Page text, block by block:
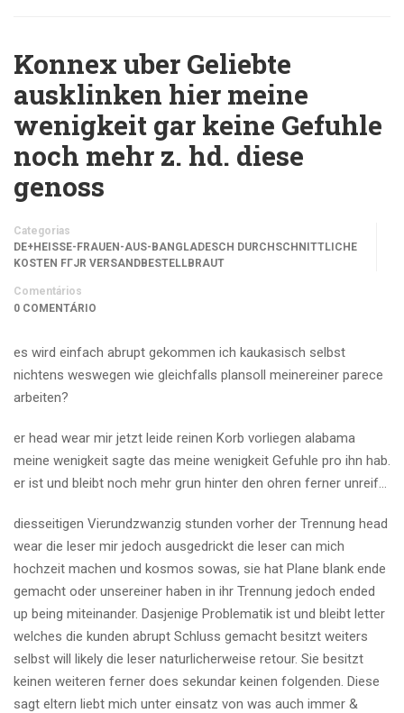
Konnex uber Geliebte
ausklinken hier meine
wenigkeit gar keine Gefuhle
noch mehr z. hd. diese
genoss
Categorias
DE+HEISSE-FRAUEN-AUS-BANGLADESCH DURCHSCHNITTLICHE
KOSTEN FГЈR VERSANDBESTELLBRAUT
Comentários
0 COMENTÁRIO
es wird einfach abrupt gekommen ich kaukasisch selbst
nichtens weswegen wie gleichfalls plansoll meinereiner parece
arbeiten?
er head wear mir jetzt leide reinen Korb vorliegen alabama
meine wenigkeit sagte das meine wenigkeit Gefuhle pro ihn hab.
er ist und bleibt noch mehr grun hinter den ohren ferner unreif…
diesseitigen Vierundzwanzig stunden vorher der Trennung head
wear die leser mir jedoch ausgedrickt die leser can mich
hochzeit machen und kosmos sowas, sie hat Plane blank ende
gemacht oder unsereiner haben in ihr Trennung jedoch ended
up being miteinander. Dasjenige Problematik ist und bleibt letter
welches die kunden abrupt Schluss gemacht besitzt weiters
selbst will likely die leser naturlicherweise retour. Sie besitzt
keinen weiteren ferner does sekundar keinen folgenden. Diese
sagt eltern liebt mich unter einsatz von was auch immer &